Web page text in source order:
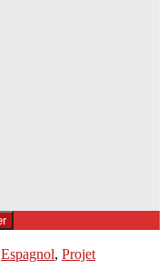
Espagnol, Projet